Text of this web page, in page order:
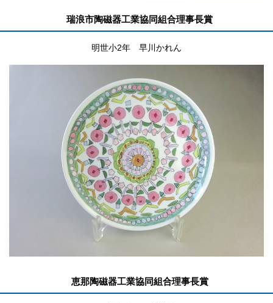
瑞浪市陶磁器工業協同組合理事長賞
明世小2年 早川かれん
恵那陶磁器工業協同組合理事長賞